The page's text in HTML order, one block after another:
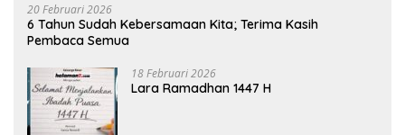
20 Februari 2026
6 Tahun Sudah Kebersamaan Kita; Terima Kasih
Pembaca Semua
18 Februari 2026
Lara Ramadhan 1447 H